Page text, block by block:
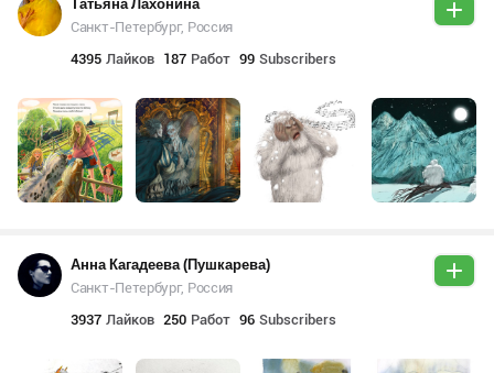
Татьяна Лахонина
Санкт-Петербург, Россия
4395 Лайков 187 Работ 99 Subscribers
Анна Кагадеева (Пушкарева)
Санкт-Петербург, Россия
3937 Лайков 250 Работ 96 Subscribers